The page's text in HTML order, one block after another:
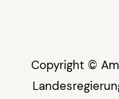
Copyright ©